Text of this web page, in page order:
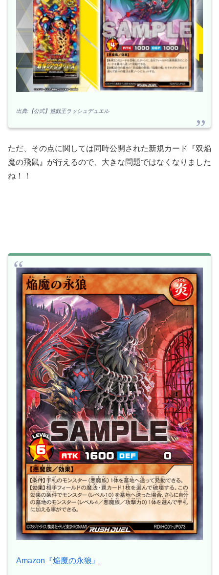
出典:【公式】遊戯王ラッシュデュエル
ただ、その点に関しては同時公開された新規カード『双焔
魔の飛鼠』が行えるので、大きな問題ではなくなりました
ね！！
Amazon『焔魔の永狼』